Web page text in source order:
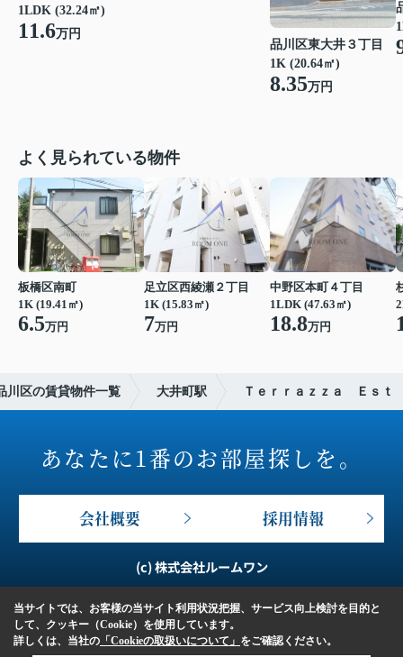
1LDK (32.24㎡)
11.6万円
品川区東大井３丁目
1K (20.64㎡)
8.35万円
よく見られている物件
板橋区南町
1K (19.41㎡)
6.5万円
足立区西綾瀬２丁目
1K (15.83㎡)
7万円
中野区本町４丁目
1LDK (47.63㎡)
18.8万円
川区の賃貸物件一覧 大井町駅 Ｔｅｒｒａｚｚａ Ｅｓｔ
あなたに1番のお部屋探しを。
会社概要 採用情報
(c) 株式会社ルームワン
当サイトでは、お客様の当サイト利用状況把握、サービス向上検討を目的と
して、クッキー（Cookie）を使用しています。
詳しくは、当社の 「Cookieの取扱いについて」 をご確認ください。